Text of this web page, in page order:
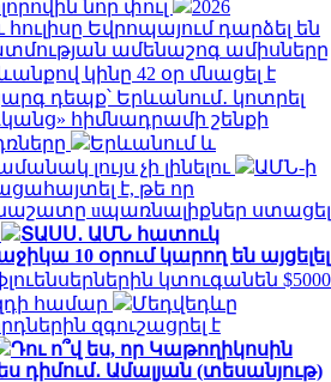
նոր փուլ
2026
Եվրոպայում դարձել են
ամենաշոգ ամիսները
կինը 42 օր մնացել է
դեպք՝ Երևանում․ կոտրել
հիմնադրամի շենքի
Երևանում և
լույս չի լինելու
ԱՄՆ-ի
է, թե որ
uպառնալիքներ ստացել
ՏԱՍՍ․ ԱՄՆ հատուկ
10 օրում կարող են այցելել
կտուգանեն $5000
համար
Մեդվեդևը
զգուշացրել է
Դու ո՞վ ես, որ Կաթողիկոսին
դիմում․ Ամալյան (տեսանյութ)